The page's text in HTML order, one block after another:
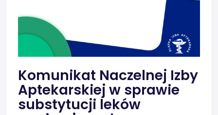
Komunikat Naczelnej Izby
Aptekarskiej w sprawie
substytucji leków